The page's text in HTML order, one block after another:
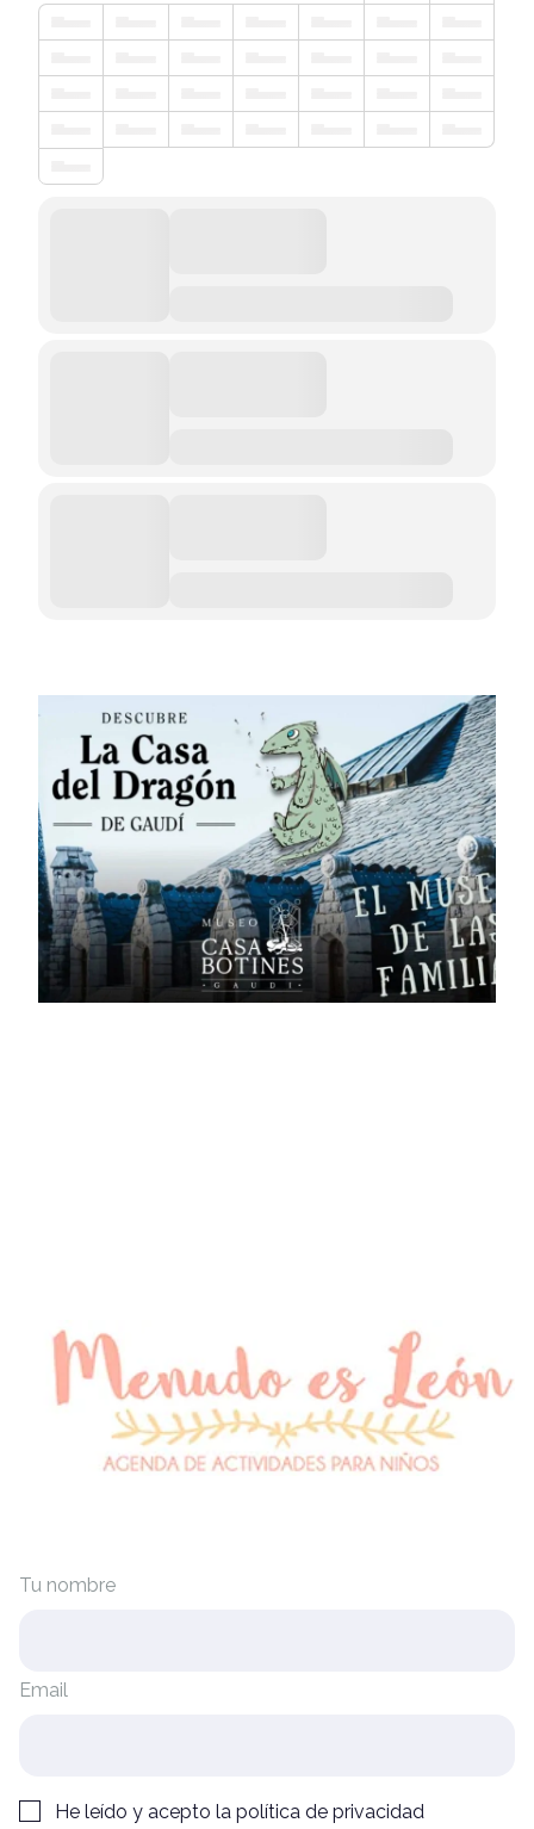
Tu nombre
Email
He leído y acepto la política de privacidad